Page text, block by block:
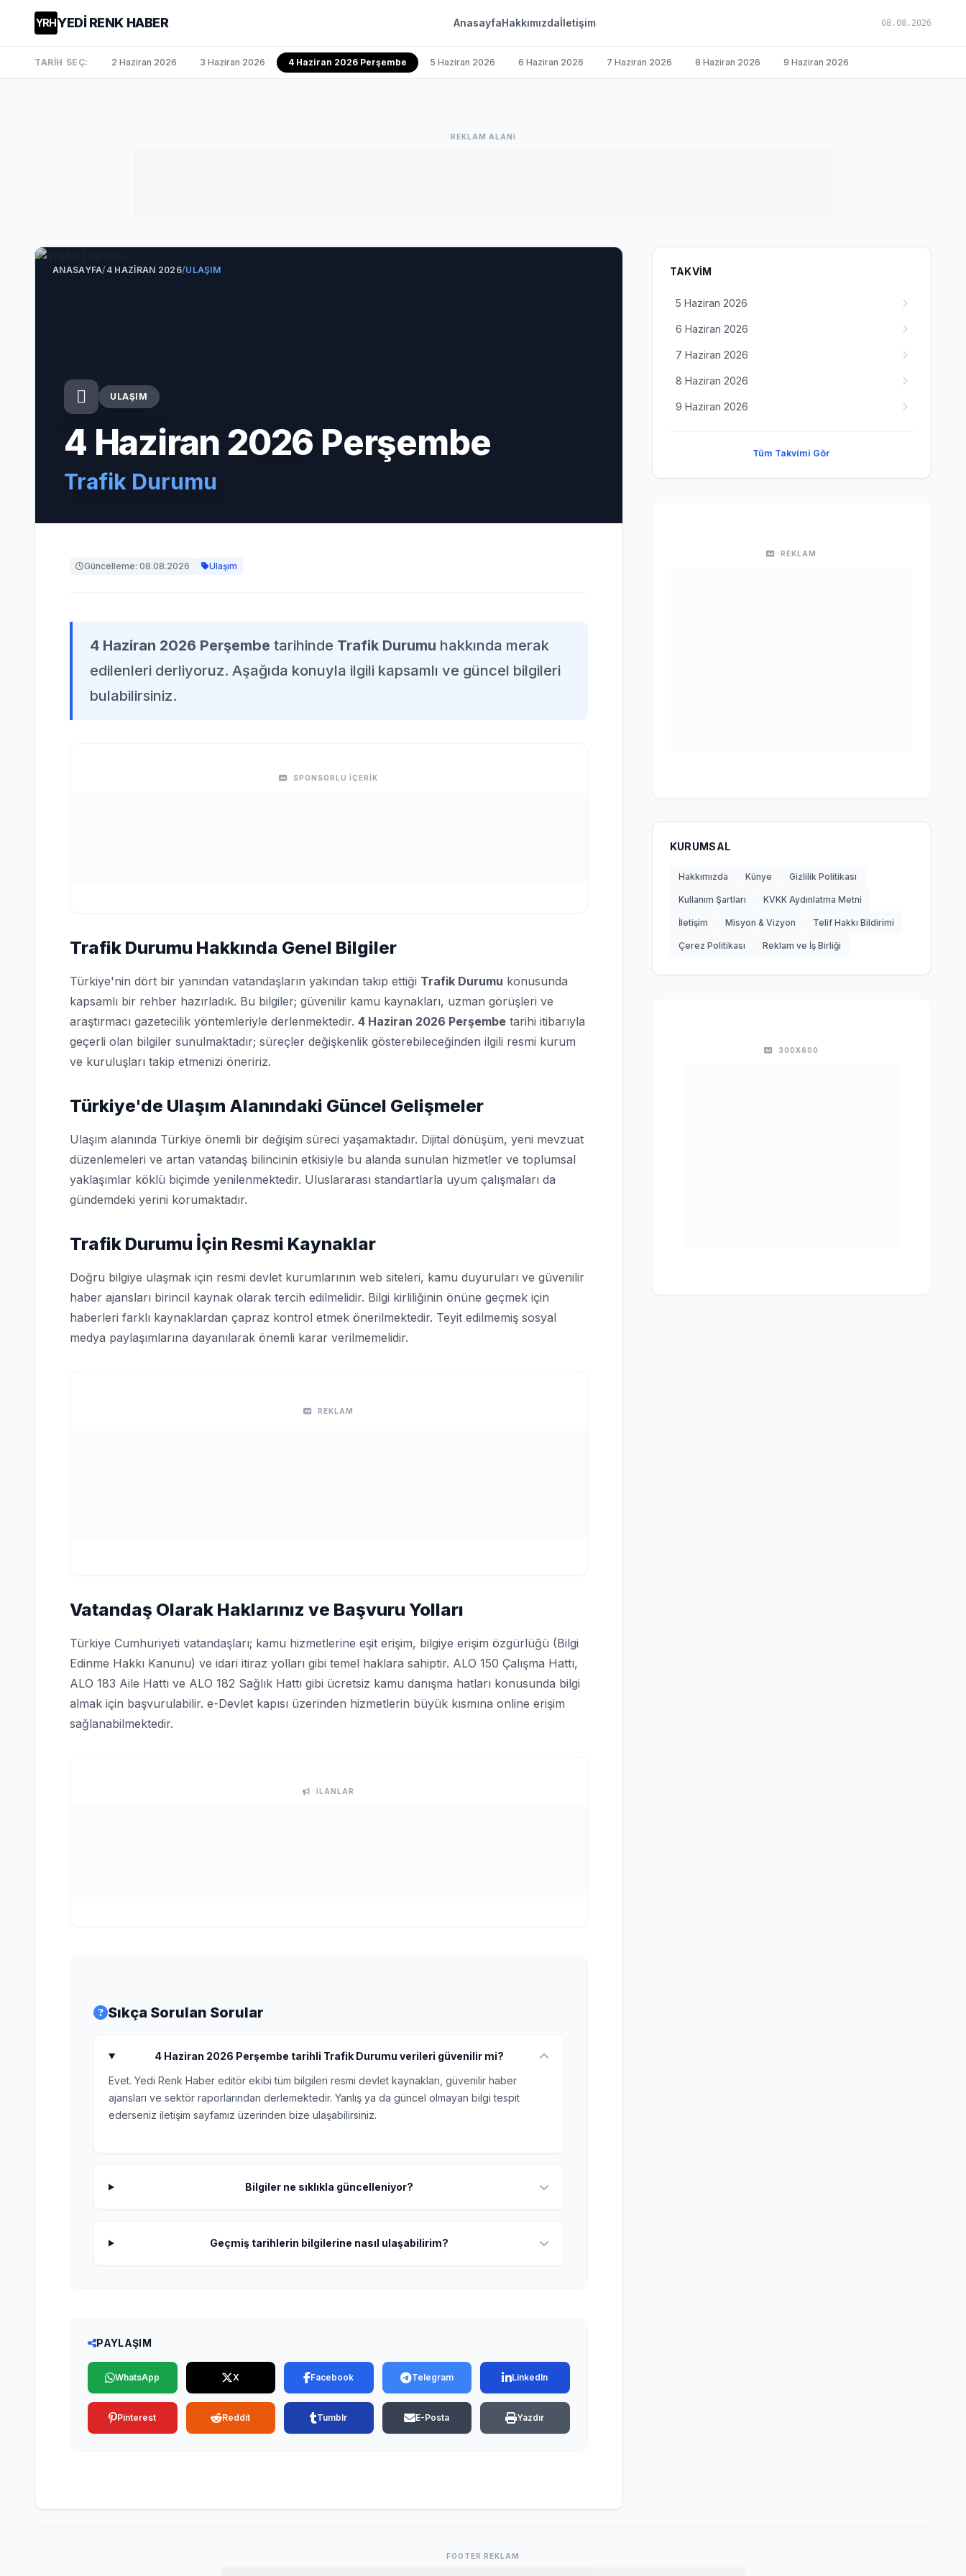
YRHYEDİ RENK HABER AnasayfaHakkımızdaİletişim 08.08.2026
TARİH SEÇ: 2 Haziran 2026 3 Haziran 2026 4 Haziran 2026 Perşembe 5 Haziran 2026 6 Haziran 2026 7 Haziran 2026 8 Haziran 2026 9 Haziran 2026
REKLAM ALANI
ANASAYFA/4 HAZIRAN 2026/ULAŞIM
ULAŞIM
4 Haziran 2026 Perşembe
Trafik Durumu
Güncelleme: 08.08.2026 Ulaşım
4 Haziran 2026 Perşembe tarihinde Trafik Durumu hakkında merak
edilenleri derliyoruz. Aşağıda konuyla ilgili kapsamlı ve güncel bilgileri
bulabilirsiniz.
SPONSORLU İÇERİK
Trafik Durumu Hakkında Genel Bilgiler
Türkiye'nin dört bir yanından vatandaşların yakından takip ettiği Trafik Durumu konusunda
kapsamlı bir rehber hazırladık. Bu bilgiler; güvenilir kamu kaynakları, uzman görüşleri ve
araştırmacı gazetecilik yöntemleriyle derlenmektedir. 4 Haziran 2026 Perşembe tarihi itibarıyla
geçerli olan bilgiler sunulmaktadır; süreçler değişkenlik gösterebileceğinden ilgili resmi kurum
ve kuruluşları takip etmenizi öneririz.
Türkiye'de Ulaşım Alanındaki Güncel Gelişmeler
Ulaşım alanında Türkiye önemli bir değişim süreci yaşamaktadır. Dijital dönüşüm, yeni mevzuat
düzenlemeleri ve artan vatandaş bilincinin etkisiyle bu alanda sunulan hizmetler ve toplumsal
yaklaşımlar köklü biçimde yenilenmektedir. Uluslararası standartlarla uyum çalışmaları da
gündemdeki yerini korumaktadır.
Trafik Durumu İçin Resmi Kaynaklar
Doğru bilgiye ulaşmak için resmi devlet kurumlarının web siteleri, kamu duyuruları ve güvenilir
haber ajansları birincil kaynak olarak tercih edilmelidir. Bilgi kirliliğinin önüne geçmek için
haberleri farklı kaynaklardan çapraz kontrol etmek önerilmektedir. Teyit edilmemiş sosyal
medya paylaşımlarına dayanılarak önemli karar verilmemelidir.
REKLAM
Vatandaş Olarak Haklarınız ve Başvuru Yolları
Türkiye Cumhuriyeti vatandaşları; kamu hizmetlerine eşit erişim, bilgiye erişim özgürlüğü (Bilgi
Edinme Hakkı Kanunu) ve idari itiraz yolları gibi temel haklara sahiptir. ALO 150 Çalışma Hattı,
ALO 183 Aile Hattı ve ALO 182 Sağlık Hattı gibi ücretsiz kamu danışma hatları konusunda bilgi
almak için başvurulabilir. e-Devlet kapısı üzerinden hizmetlerin büyük kısmına online erişim
sağlanabilmektedir.
İLANLAR
Sıkça Sorulan Sorular
4 Haziran 2026 Perşembe tarihli Trafik Durumu verileri güvenilir mi?
Evet. Yedi Renk Haber editör ekibi tüm bilgileri resmi devlet kaynakları, güvenilir haber
ajansları ve sektör raporlarından derlemektedir. Yanlış ya da güncel olmayan bilgi tespit
ederseniz iletişim sayfamız üzerinden bize ulaşabilirsiniz.
Bilgiler ne sıklıkla güncelleniyor?
Geçmiş tarihlerin bilgilerine nasıl ulaşabilirim?
PAYLAŞIM
WhatsApp X Facebook Telegram LinkedIn
Pinterest Reddit Tumblr E-Posta Yazdır
TAKVIM
5 Haziran 2026
6 Haziran 2026
7 Haziran 2026
8 Haziran 2026
9 Haziran 2026
Tüm Takvimi Gör
REKLAM
KURUMSAL
Hakkımızda Künye Gizlilik Politikası
Kullanım Şartları KVKK Aydınlatma Metni
İletişim Misyon & Vizyon Telif Hakkı Bildirimi
Çerez Politikası Reklam ve İş Birliği
300X600
FOOTER REKLAM